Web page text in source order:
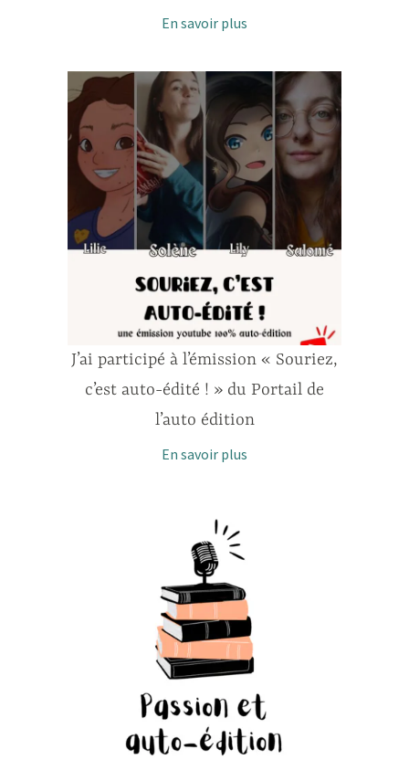
En savoir plus
J’ai participé à l’émission « Souriez,
c’est auto-édité ! » du Portail de
l’auto édition
En savoir plus